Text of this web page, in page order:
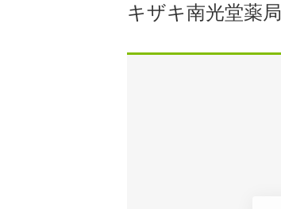
キザキ南光堂薬局